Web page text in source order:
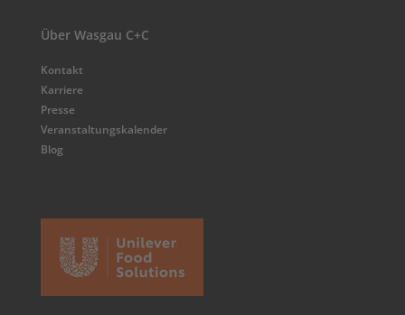
Über Wasgau C+C
Kontakt
Karriere
Presse
Veranstaltungskalender
Blog